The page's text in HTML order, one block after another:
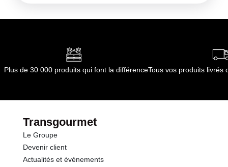
Plus de 30 000 produits qui font la différenceTous vos produits livrés
Transgourmet
Le Groupe
Devenir client
Actualités et événements